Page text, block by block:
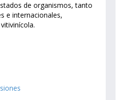
de organismos, tanto
e internacionales,